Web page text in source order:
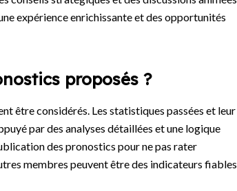
expérience enrichissante et des opportunités
proposés ?
être considérés. Les statistiques passées et leur
par des analyses détaillées et une logique
des pronostics pour ne pas rater
membres peuvent être des indicateurs fiables